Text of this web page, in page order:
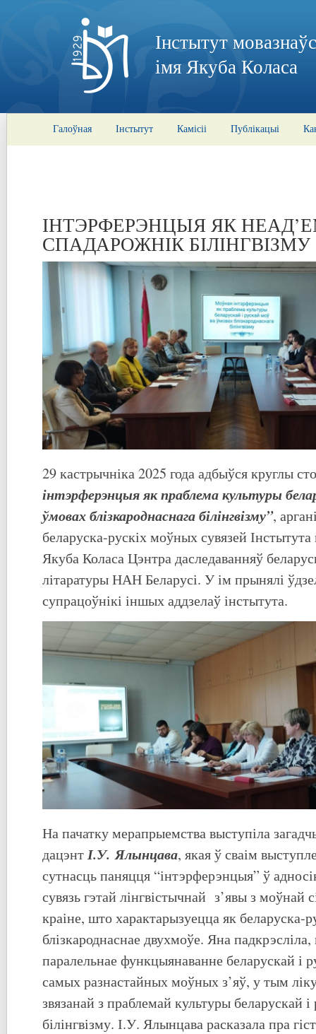
Інстытут
імя Якуба Коласа
Галоўная Інстытут Камісіі Публікацыі
ІНТЭРФЕРЭНЦЫЯ ЯК
СПАДАРОЖНІК БІЛІНГВІЗМУ
29 кастрычніка 2025 года адбыўся круглы
інтэрферэнцыя як праблема культуры
ўмовах блізкароднаснага білінгвізму”,
беларуска-рускіх моўных сувязей Інстытута
Якуба Коласа Цэнтра даследаванняў
літаратуры НАН Беларусі. У ім прынялі
супрацоўнікі іншых аддзелаў інстытута.
На пачатку мерапрыемства выступіла
дацэнтІ.У. Ялынцава, якая ў сваім
сутнасць паняцця “інтэрферэнцыя” ў
сувязь гэтай лінгвістычнай з’явы з моўнай
краіне, што характарызуецца як беларуска-
блізкароднаснае двухмоўе. Яна
паралельнае функцыянаванне беларускай і
самых разнастайных моўных з’яў, у тым
звязанай з праблемай культуры беларускай
білінгвізму. І.У. Ялынцава расказала пра